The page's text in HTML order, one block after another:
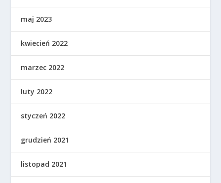
maj 2023
kwiecień 2022
marzec 2022
luty 2022
styczeń 2022
grudzień 2021
listopad 2021